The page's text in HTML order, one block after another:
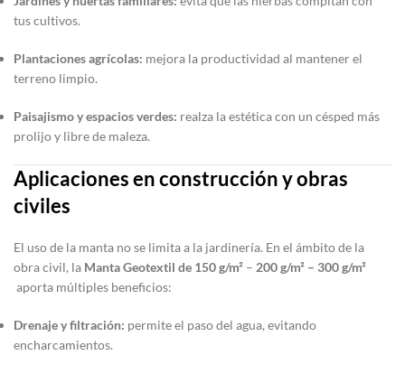
tus cultivos.
Plantaciones agrícolas: mejora la productividad al mantener el
terreno limpio.
Paisajismo y espacios verdes: realza la estética con un césped más
prolijo y libre de maleza.
Aplicaciones en construcción y obras
civiles
El uso de la manta no se limita a la jardinería. En el ámbito de la
obra civil, la Manta Geotextil de 150 g/m² – 200 g/m² – 300 g/m²
aporta múltiples beneficios:
Drenaje y filtración: permite el paso del agua, evitando
encharcamientos.